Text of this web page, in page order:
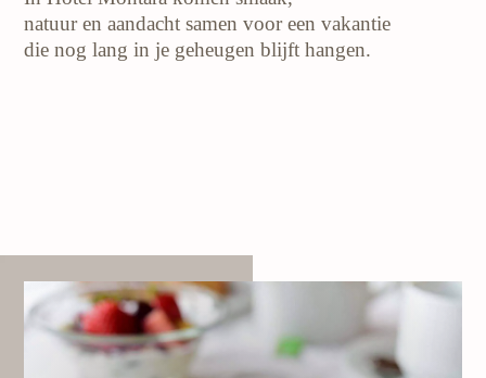
natuur en aandacht samen voor een vakantie
die nog lang in je geheugen blijft hangen.